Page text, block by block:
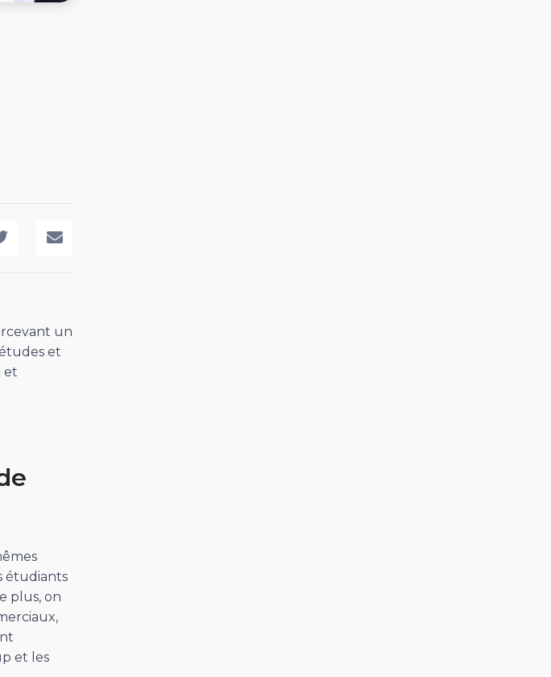
un
et
et
étudiants
plus, on
et les